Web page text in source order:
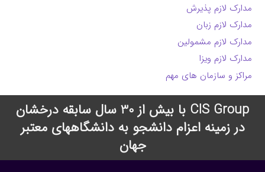
مدارک لازم پذیرش
مدارک لازم زبان
مدارک لازم مشمولین
مدارک لازم ویزا
مراکز و سازمان های مهم
CIS Group با بیش از 30 سال سابقه درخشان
در زمینه اعزام دانشجو به دانشگاههای معتبر
جهان